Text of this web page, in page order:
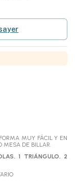
MUY FÁCIL Y EN
MESA DE BILLAR.
1 TRIÁNGULO, 2